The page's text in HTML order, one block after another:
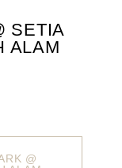
SETIA
ALAM
@